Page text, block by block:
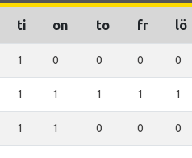
ti on to fr lö
1 0 0 0 0
1 1 1 1 1
1 1 0 0 0